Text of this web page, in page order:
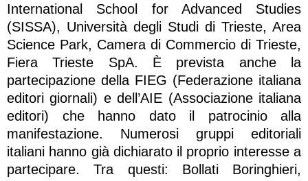
International School for Advanced Studies
(SISSA), Università degli Studi di Trieste, Area
Science Park, Camera di Commercio di Trieste,
Fiera Trieste SpA. È prevista anche la
partecipazione della FIEG (Federazione italiana
editori giornali) e dell’AIE (Associazione italiana
editori) che hanno dato il patrocinio alla
manifestazione. Numerosi gruppi editoriali
italiani hanno già dichiarato il proprio interesse a
partecipare. Tra questi: Bollati Boringhieri,